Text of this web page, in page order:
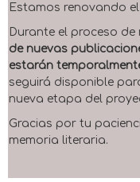
Estamos renovando el
Durante el proceso de
de nuevas
estarán
seguirá disponible
nueva etapa del
Gracias por tu
memoria literaria.